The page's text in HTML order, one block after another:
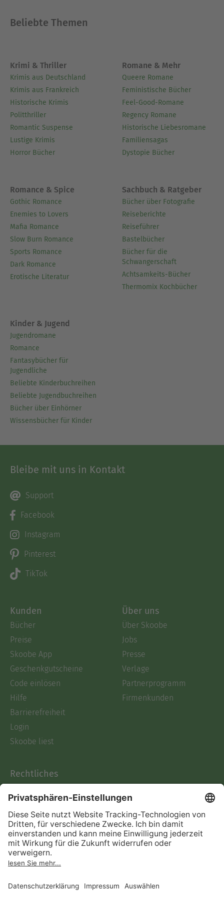
Beliebte Themen
Krimi & Thriller
Krimis aus Deutschland
Krimis aus Frankreich
Historische Krimis
Politthriller
Romantic Suspense
Lustige Krimis
Horror Bücher
Romane & Mehr
Queere Romane
Feministische Bücher
Feel-Good-Romane
Regency Romane
Historische Liebesromane
Familiensagas
Dystopie Bücher
Romance & Spice
Gothic Romance
Enemies to Lovers
Mafia Romance
Slow Burn Romance
Sports Romance
Dark Romance
Erotische Literatur
Sachbuch & Ratgeber
Bücher über Fotografie
Reiseberichte
Reiseführer
Bastelbücher
Bücher für die
Schwangerschaft
Achtsamkeits-Bücher
Thermomix Kochbücher
Kinder & Jugend
Jugendromane
Romance
Fantasybücher für
Jugendliche
Beliebte Kinderbuchreihen
Beliebte Jugendbuchreihen
Bücher über Einhörner
Wissensbücher für Kinder
Bleibe mit uns in Kontakt
Support
Facebook
Instagram
Pinterest
TikTok
Kunden
Bücher
Preise
Skoobe App
Geschenkgutscheine
Code einlösen
Hilfe
Barrierefreiheit
Login
Skoobe liest
Über uns
Über Skoobe
Jobs
Presse
Verlage
Partnerprogramm
Firmenkunden
Rechtliches
AGB
Informationen nach Data
Act
Verträge hier kündigen
Impressum